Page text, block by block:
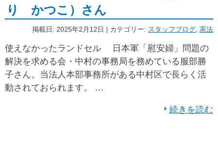
り かつこ）さん
掲載日: 2025年2月12日 | カテゴリー: スタッフブログ 憲法
使えなかったランドセル 日本軍「慰安婦」問題の
解決を求める会・中村の事務局を務めている服部勝
子さん。当法人本部事務所がある中村区で長らく活
動されておられます。 …
続きを読む